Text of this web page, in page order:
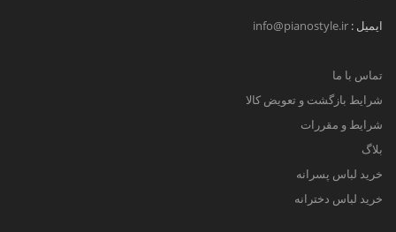
ایمیل : info@pianostyle.ir
تماس با ما
شرایط بازگشت و تعویض کالا
شرایط و مقررات
بلاگ
خرید لباس پسرانه
خرید لباس دخترانه